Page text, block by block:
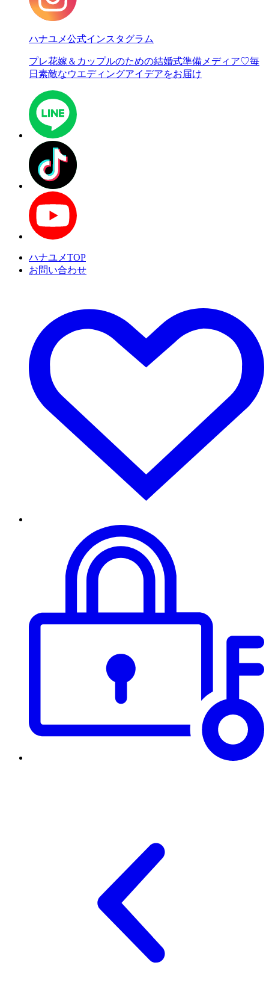
ハナユメ公式インスタグラム
プレ花嫁＆カップルのための結婚式準備メディア♡毎
日素敵なウエディングアイデアをお届け
ハナユメTOP
お問い合わせ